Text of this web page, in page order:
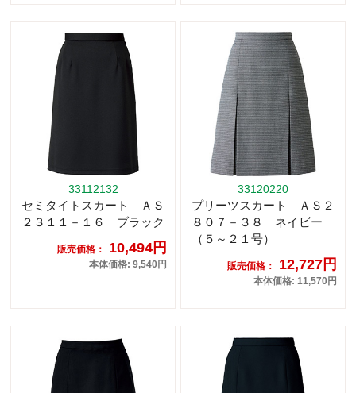
33112132
セミタイトスカート ＡＳ
２３１１－１６ ブラック
販売価格： 10,494円
本体価格: 9,540円
33120220
プリーツスカート ＡＳ２
８０７－３８ ネイビー
（５～２１号）
販売価格： 12,727円
本体価格: 11,570円